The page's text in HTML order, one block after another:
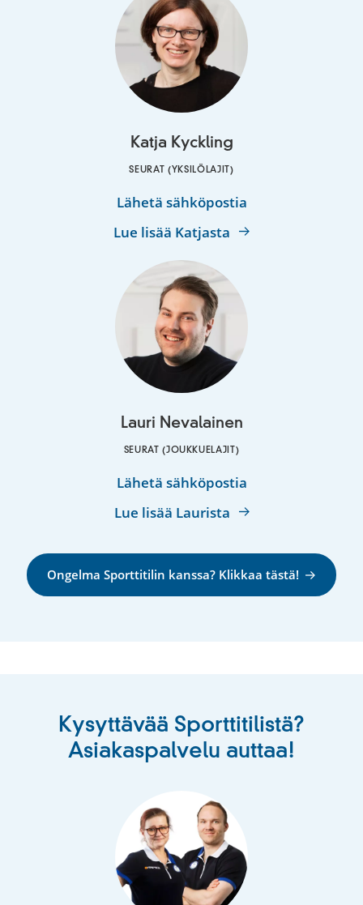
Katja Kyckling
SEURAT (YKSILÖLAJIT)
Lähetä sähköpostiaKatja
Lue lisää Katjasta
Lauri Nevalainen
SEURAT (JOUKKUELAJIT)
Lähetä sähköpostiaLauri
Lue lisää Laurista
Ongelma Sporttitilin kanssa? Klikkaa tästä!
Kysyttävää Sporttitilistä?
Asiakaspalvelu auttaa!